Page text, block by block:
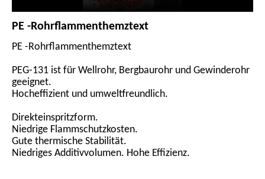
PE -Rohrflammenthemztext
PE -Rohrflammenthemztext
PEG-131 ist für Wellrohr, Bergbaurohr und Gewinderohr
geeignet.
Hocheffizient und umweltfreundlich.
Direkteinspritzform.
Niedrige Flammschutzkosten.
Gute thermische Stabilität.
Niedriges Additivvolumen. Hohe Effizienz.